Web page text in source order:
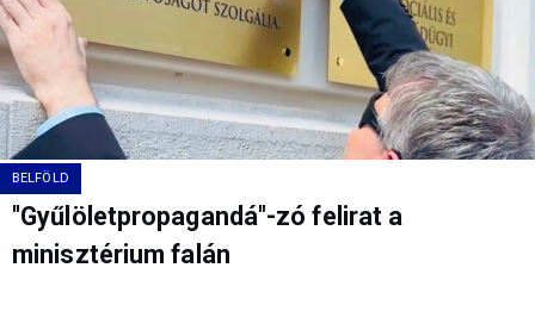
BELFÖLD
"Gyűlöletpropagandá"-zó felirat a
minisztérium falán